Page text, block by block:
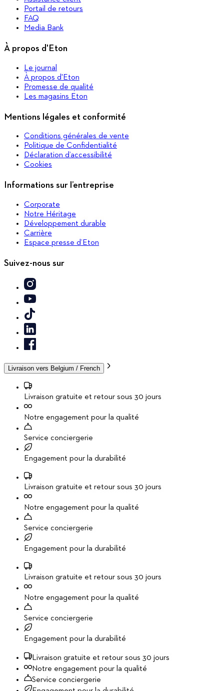
Portail de retours
FAQ
Media Bank
À propos d'Eton
Le journal
À propos d'Eton
Promesse de qualité
Les magasins Eton
Mentions légales et conformité
Conditions générales de vente
Politique de Confidentialité
Déclaration d’accessibilité
Cookies
Informations sur l’entreprise
Corporate
Notre Héritage
Développement durable
Carrière
Espace presse d’Eton
Suivez-nous sur
Livraison vers Belgium / French
Livraison gratuite et retour sous 30 jours
Notre engagement pour la qualité
Service conciergerie
Engagement pour la durabilité
Livraison gratuite et retour sous 30 jours
Notre engagement pour la qualité
Service conciergerie
Engagement pour la durabilité
Livraison gratuite et retour sous 30 jours
Notre engagement pour la qualité
Service conciergerie
Engagement pour la durabilité
Livraison gratuite et retour sous 30 jours
Notre engagement pour la qualité
Service conciergerie